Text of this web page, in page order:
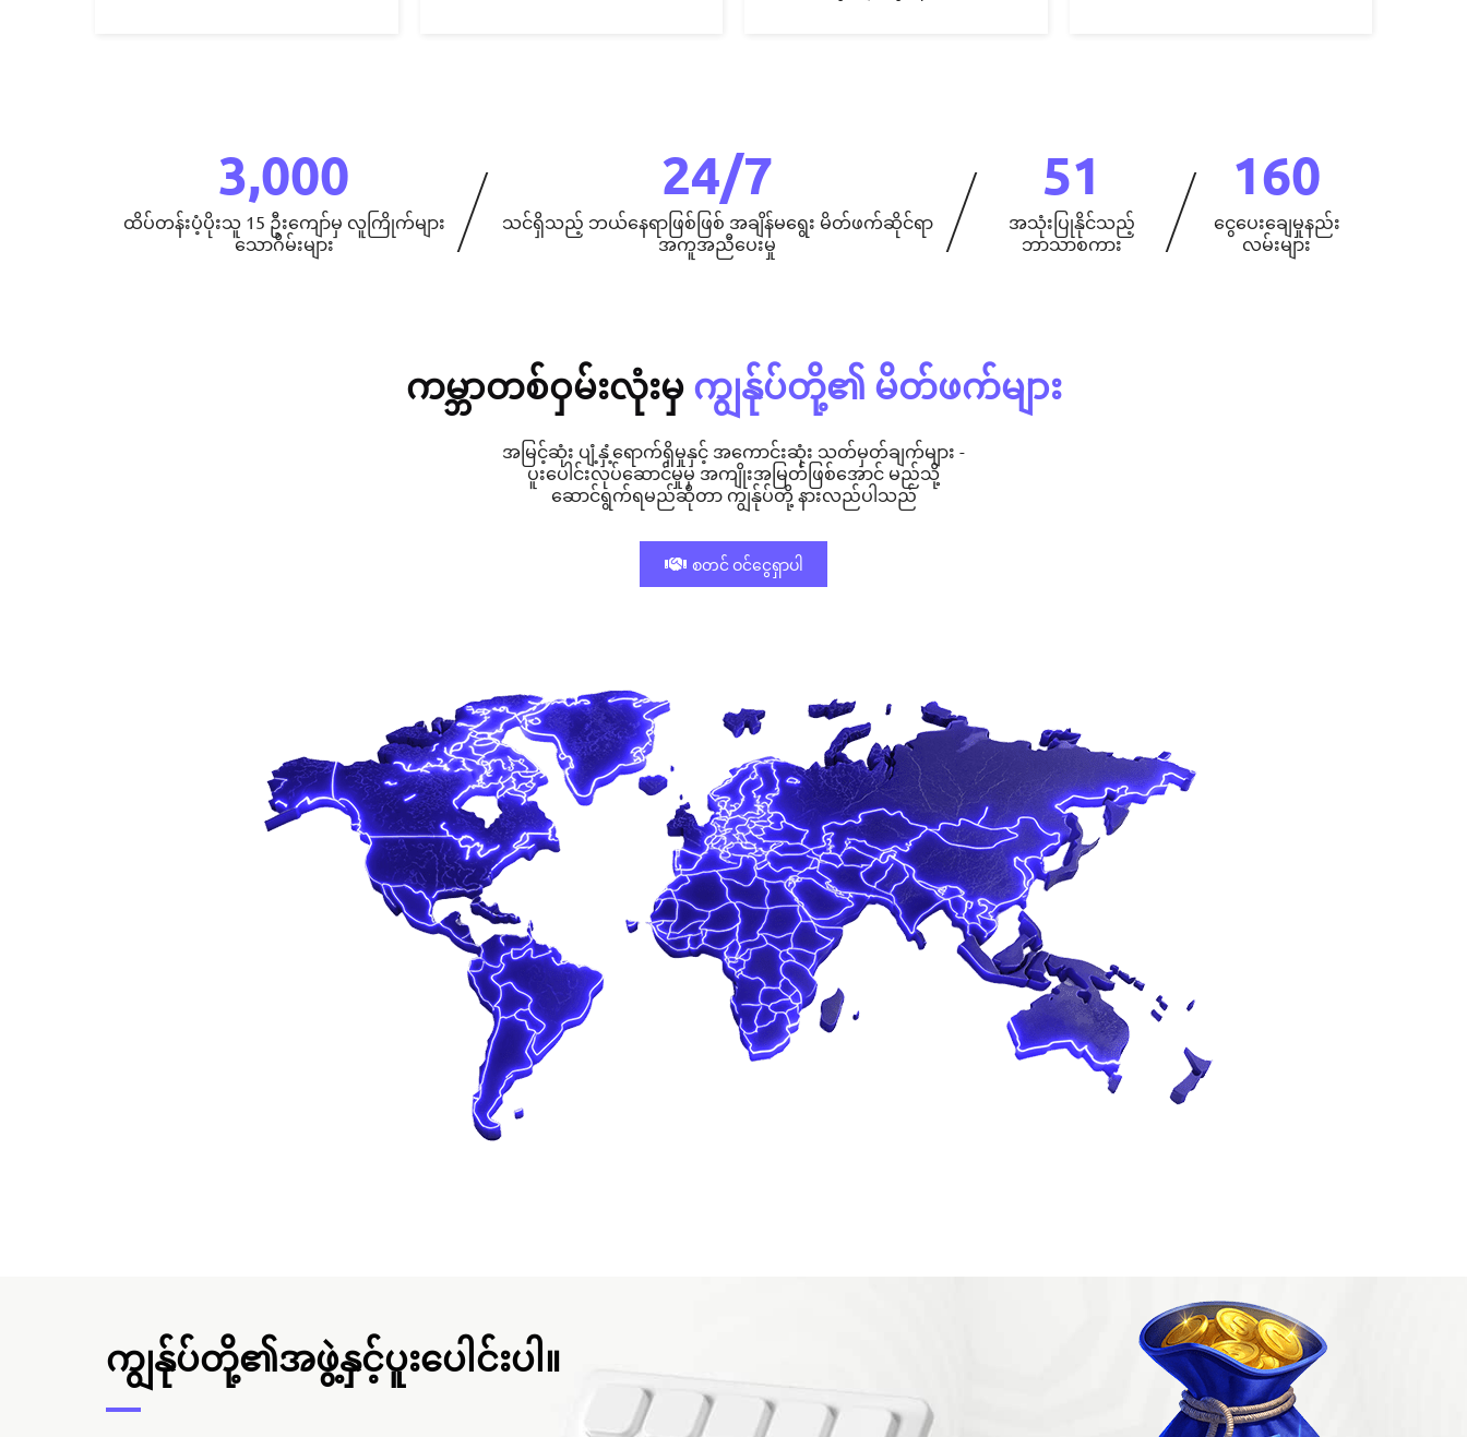
3,000
ထိပ်တန်းပံ့ပိုးသူ 15 ဦးကျော်မှ လူကြိုက်များ
သောဂိမ်းများ
24/7
သင်ရှိသည့် ဘယ်နေရာဖြစ်ဖြစ် အချိန်မရွေး မိတ်ဖက်ဆိုင်ရာ
အကူအညီပေးမှု
51
အသုံးပြုနိုင်သည့်
ဘာသာစကား
160
ငွေပေးချေမှုနည်း
လမ်းများ
ကမ္ဘာတစ်ဝှမ်းလုံးမှ ကျွန်ုပ်တို့၏ မိတ်ဖက်များ
အမြင့်ဆုံး ပျံ့နှံ့ရောက်ရှိမှုနှင့် အကောင်းဆုံး သတ်မှတ်ချက်များ -
ပူးပေါင်းလုပ်ဆောင်မှုမှ အကျိုးအမြတ်ဖြစ်အောင် မည်သို့
ဆောင်ရွက်ရမည်ဆိုတာ ကျွန်ုပ်တို့ နားလည်ပါသည်
စတင် ဝင်ငွေရှာပါ
ကျွန်ုပ်တို့၏အဖွဲ့နှင့်ပူးပေါင်းပါ။